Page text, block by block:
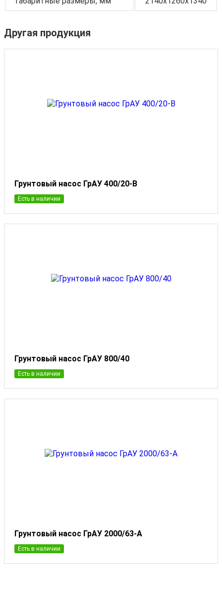
Другая продукция
Грунтовый насос ГрАУ 400/20-В
Есть в наличии
Грунтовый насос ГрАУ 800/40
Есть в наличии
Грунтовый насос ГрАУ 2000/63-А
Есть в наличии